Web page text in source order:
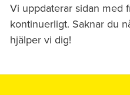
Vi uppdaterar sidan med
kontinuerligt. Saknar du
hjälper vi dig!